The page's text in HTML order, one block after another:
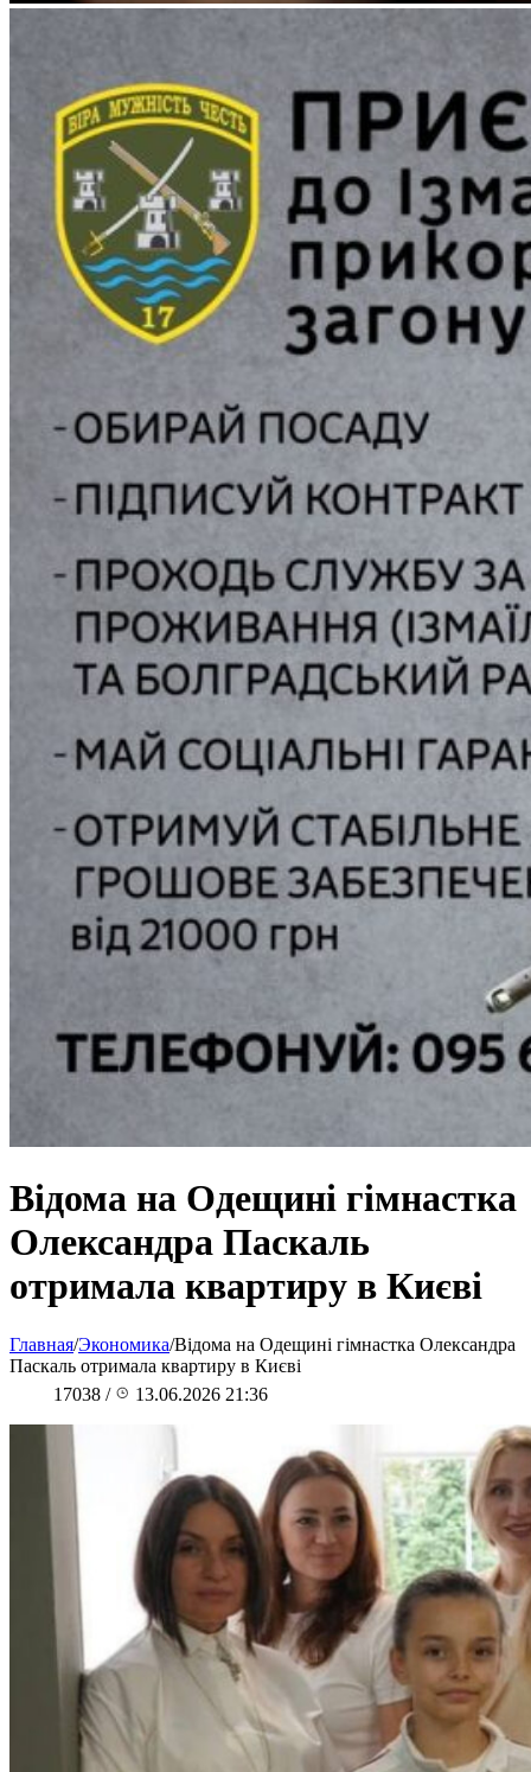
Відома на Одещині гімнастка
Олександра Паскаль
отримала квартиру в Києві
Главная/Экономика/Відома на Одещині гімнастка Олександра
Паскаль отримала квартиру в Києві
17038 / 13.06.2026 21:36